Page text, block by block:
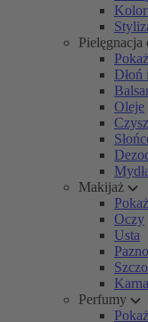
Kolor
Pielęgnacja
Dłoń
Oleje
Makijaż
Oczy
Usta
Perfumy